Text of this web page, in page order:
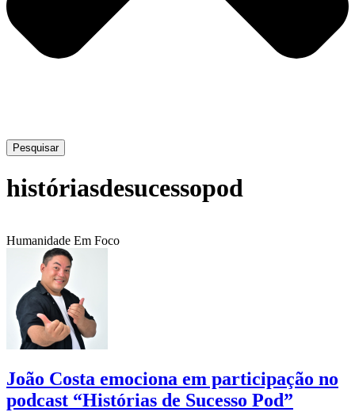
Pesquisar
históriasdesucessopod
Humanidade Em Foco
João Costa emociona em participação no
podcast “Histórias de Sucesso Pod”